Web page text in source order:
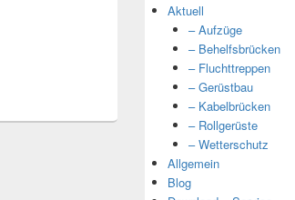
Aktuell
– Aufzüge
– Behelfsbrücken
– Fluchttreppen
– Gerüstbau
– Kabelbrücken
– Rollgerüste
– Wetterschutz
Allgemein
Blog